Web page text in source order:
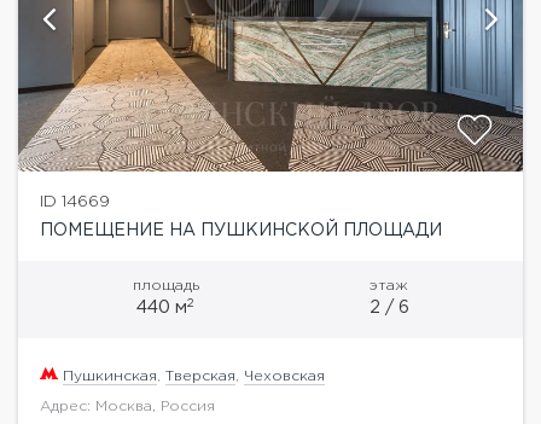
ID 14669
ПОМЕЩЕНИЕ НА ПУШКИНСКОЙ ПЛОЩАДИ
площадь
440 м2
этаж
2 / 6
Пушкинская Тверская Чеховская
Адрес: Москва, Россия